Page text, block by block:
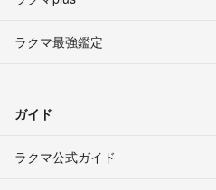
ラクマ最強鑑定
ガイド
ラクマ公式ガイド